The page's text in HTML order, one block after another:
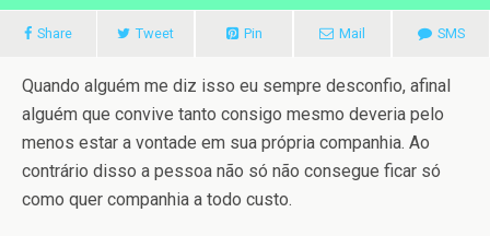
Share Tweet Pin Mail SMS
Quando alguém me diz isso eu sempre desconfio, afinal
alguém que convive tanto consigo mesmo deveria pelo
menos estar a vontade em sua própria companhia. Ao
contrário disso a pessoa não só não consegue ficar só
como quer companhia a todo custo.